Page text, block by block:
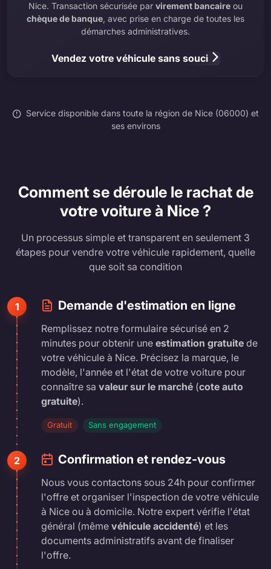
Nice. Transaction sécurisée par virement bancaire ou
chèque de banque, avec prise en charge de toutes les
démarches administratives.
Vendez votre véhicule sans souci
Service disponible dans toute la région de Nice (06000) et
ses environs
Comment se déroule le rachat de
votre voiture à Nice ?
Un processus simple et transparent en seulement 3
étapes pour vendre votre véhicule rapidement, quelle
que soit sa condition
1 Demande d'estimation en ligne
Remplissez notre formulaire sécurisé en 2
minutes pour obtenir une estimation gratuite de
votre véhicule à Nice. Précisez la marque, le
modèle, l'année et l'état de votre voiture pour
connaître sa valeur sur le marché (cote auto
gratuite).
Gratuit Sans engagement
2 Confirmation et rendez-vous
Nous vous contactons sous 24h pour confirmer
l'offre et organiser l'inspection de votre véhicule
à Nice ou à domicile. Notre expert vérifie l'état
général (même véhicule accidenté) et les
documents administratifs avant de finaliser
l'offre.